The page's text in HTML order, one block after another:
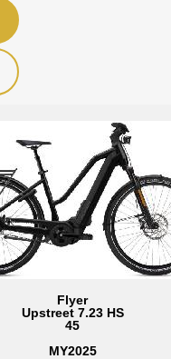
Flyer
Upstreet 7.23 HS
45
MY2025